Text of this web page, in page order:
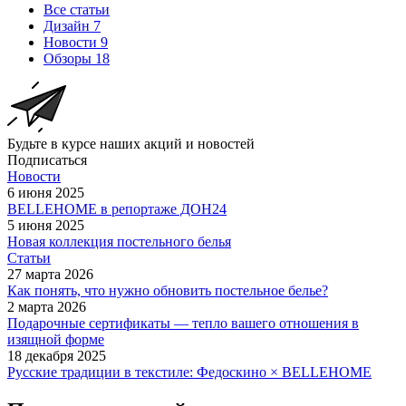
Все статьи
Дизайн 7
Новости 9
Обзоры 18
Будьте в курсе наших акций и новостей
Подписаться
Новости
6 июня 2025
BELLEHOME в репортаже ДОН24
5 июня 2025
Новая коллекция постельного белья
Статьи
27 марта 2026
Как понять, что нужно обновить постельное белье?
2 марта 2026
Подарочные сертификаты — тепло вашего отношения в
изящной форме
18 декабря 2025
Русские традиции в текстиле: Федоскино × BELLEHOME